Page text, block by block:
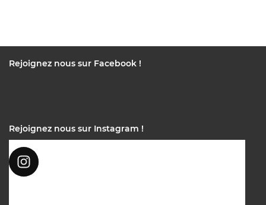
Rejoignez nous sur Facebook !
Rejoignez nous sur Instagram !